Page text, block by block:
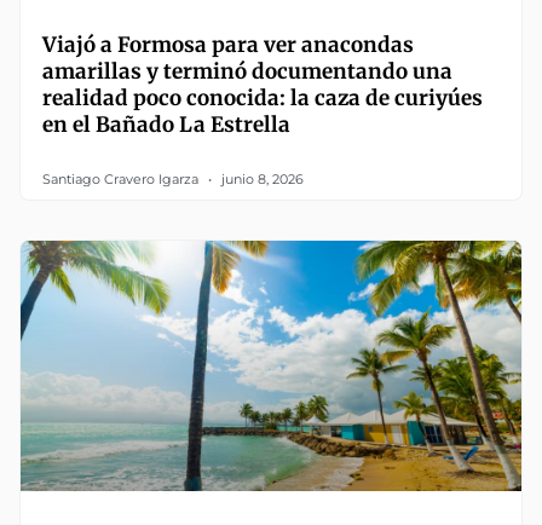
Viajó a Formosa para ver anacondas
amarillas y terminó documentando una
realidad poco conocida: la caza de curiyúes
en el Bañado La Estrella
Santiago Cravero Igarza junio 8, 2026